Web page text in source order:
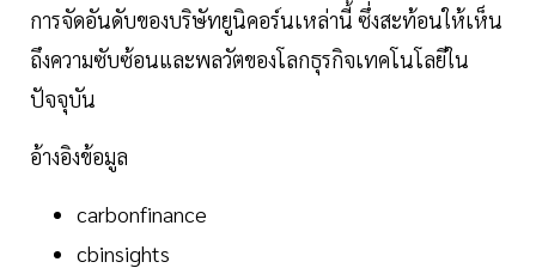
การจัดอันดับของบริษัทยูนิคอร์นเหล่านี้ ซึ่งสะท้อนให้เห็น
ถึงความซับซ้อนและพลวัตของโลกธุรกิจเทคโนโลยีใน
ปัจจุบัน
อ้างอิงข้อมูล
carbonfinance
cbinsights